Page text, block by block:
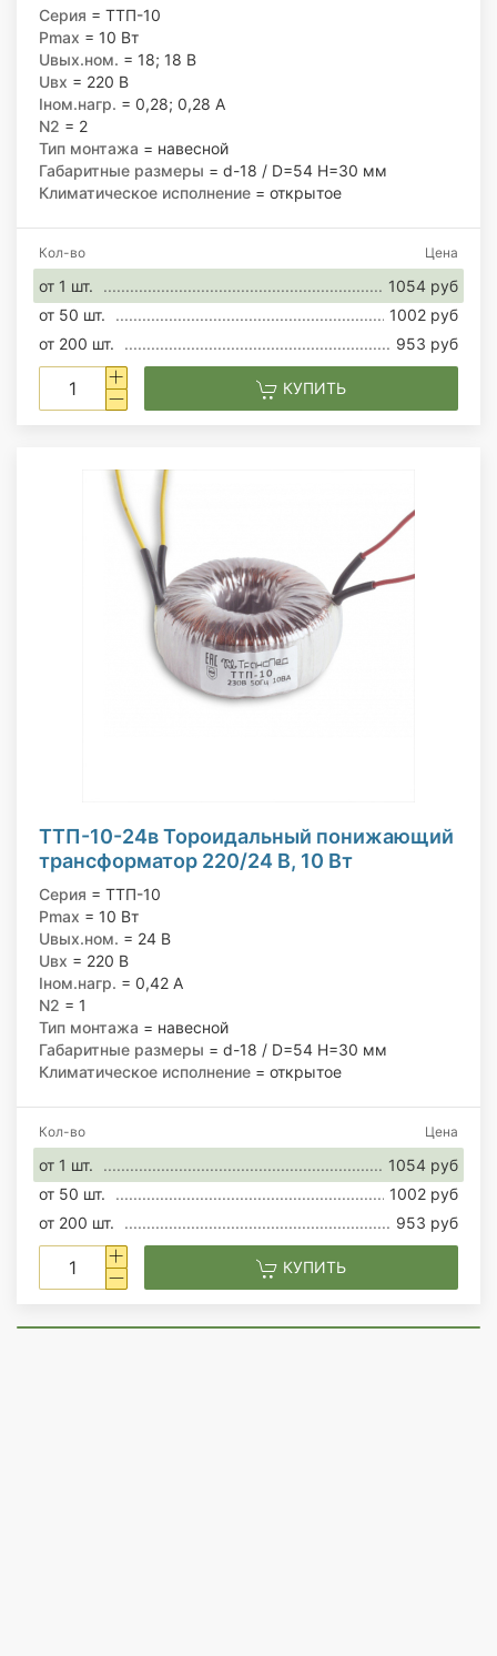
Вт
Серия = ТТП-10
Pmax = 10 Вт
Uвых.ном. = 18; 18 В
Uвх = 220 В
Iном.нагр. = 0,28; 0,28 А
N2 = 2
Тип монтажа = навесной
Габаритные размеры = d-18 / D=54 H=30 мм
Климатическое исполнение = открытое
Кол-во Цена
от 1 шт.
1054 руб
от 50 шт.
1002 руб
от 200 шт.
953 руб
КУПИТЬ
ТТП-10-24в Тороидальный понижающий
трансформатор 220/24 В, 10 Вт
Серия = ТТП-10
Pmax = 10 Вт
Uвых.ном. = 24 В
Uвх = 220 В
Iном.нагр. = 0,42 А
N2 = 1
Тип монтажа = навесной
Габаритные размеры = d-18 / D=54 H=30 мм
Климатическое исполнение = открытое
Кол-во Цена
от 1 шт.
1054 руб
от 50 шт.
1002 руб
от 200 шт.
953 руб
КУПИТЬ